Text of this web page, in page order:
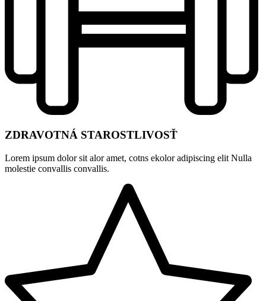
ZDRAVOTNÁ STAROSTLIVOSŤ
Lorem ipsum dolor sit alor amet, cotns ekolor adipiscing elit Nulla
molestie convallis convallis.